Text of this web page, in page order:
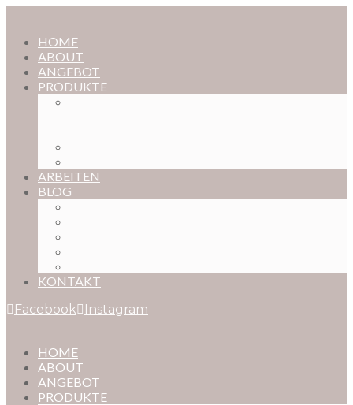
HOME
ABOUT
ANGEBOT
PRODUKTE
ARBEITEN
BLOG
KONTAKT
Facebook
Instagram
HOME
ABOUT
ANGEBOT
PRODUKTE